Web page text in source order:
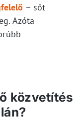
– sőt
Azóta
közvetítés